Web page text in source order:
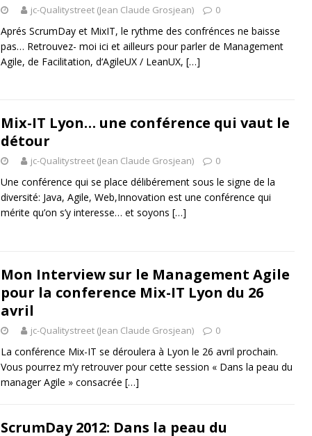
jc-Qualitystreet (Jean Claude Grosjean) 0
Aprés ScrumDay et MixIT, le rythme des confrénces ne baisse
pas… Retrouvez- moi ici et ailleurs pour parler de Management
Agile, de Facilitation, d‘AgileUX / LeanUX, […]
Mix-IT Lyon… une conférence qui vaut le
détour
jc-Qualitystreet (Jean Claude Grosjean) 0
Une conférence qui se place délibérement sous le signe de la
diversité: Java, Agile, Web,Innovation est une conférence qui
mérite qu’on s’y interesse… et soyons […]
Mon Interview sur le Management Agile
pour la conference Mix-IT Lyon du 26
avril
jc-Qualitystreet (Jean Claude Grosjean) 0
La conférence Mix-IT se déroulera à Lyon le 26 avril prochain.
Vous pourrez m’y retrouver pour cette session « Dans la peau du
manager Agile » consacrée […]
ScrumDay 2012: Dans la peau du